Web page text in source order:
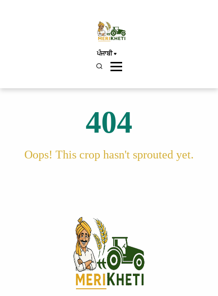
ਪੰਜਾਬੀ
404
Oops! This crop hasn't sprouted yet.